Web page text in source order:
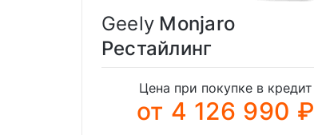
Geely Monjaro
Рестайлинг
Цена при покупке в кредит
от 4 126 990 ₽